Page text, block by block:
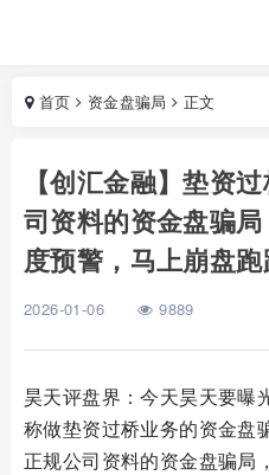
首页 资金盘骗局 正文
【创汇金融】垫资
司资料的资金盘骗
度预警，马上崩盘跑
2026-01-06 9889
昊天评盘界：今天昊天要曝
称做垫资过桥业务的资金盘
正规公司资料的资金盘骗局